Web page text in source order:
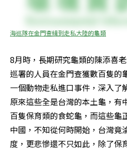
海巡隊在金門查緝到走私大陸的龜類
8月時，長期研究龜類的陳添喜
巡署的人員在金門查獲數百隻的
一個動物走私進口事件，深入了
原來這些全是台灣的本土龜，有
百隻保育類的食蛇龜，而這些龜
中國，不知從何時開始，台灣竟
度，更悲慘還不只如此，除了保